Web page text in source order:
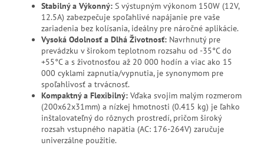
Stabilný a Výkonný: S výstupným výkonom 150W (12V,
12.5A) zabezpečuje spoľahlivé napájanie pre vaše
zariadenia bez kolísania, ideálny pre náročné aplikácie.
Vysoká Odolnosť a Dlhá Životnosť: Navrhnutý pre
prevádzku v širokom teplotnom rozsahu od -35°C do
+55°C a s životnosťou až 20 000 hodín a viac ako 15
000 cyklami zapnutia/vypnutia, je synonymom pre
spoľahlivosť a trvácnosť.
Kompaktný a Flexibilný: Vďaka svojim malým rozmerom
(200x62x31mm) a nízkej hmotnosti (0.415 kg) je ľahko
inštalovateľný do rôznych prostredí, pričom široký
rozsah vstupného napätia (AC: 176-264V) zaručuje
univerzálne použitie.